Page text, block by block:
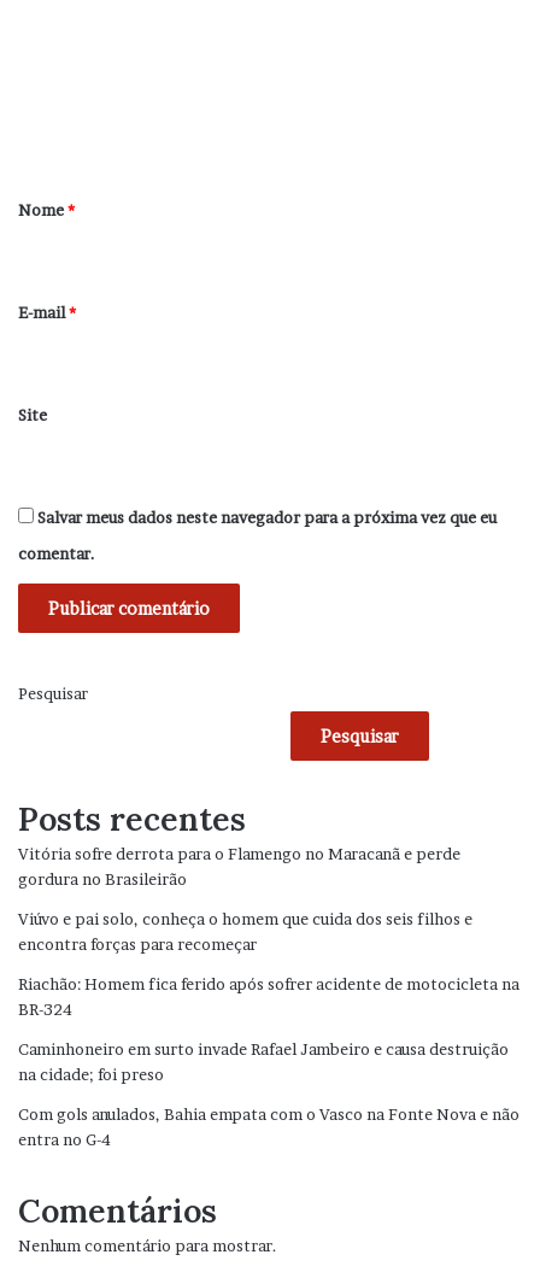
r
*
Nome*
E-mail*
Site
Salvar meus dados neste navegador para a próxima vez que eu
comentar.
Pesquisar
Pesquisar
Posts recentes
Vitória sofre derrota para o Flamengo no Maracanã e perde
gordura no Brasileirão
Viúvo e pai solo, conheça o homem que cuida dos seis filhos e
encontra forças para recomeçar
Riachão: Homem fica ferido após sofrer acidente de motocicleta na
BR-324
Caminhoneiro em surto invade Rafael Jambeiro e causa destruição
na cidade; foi preso
Com gols anulados, Bahia empata com o Vasco na Fonte Nova e não
entra no G-4
Comentários
Nenhum comentário para mostrar.